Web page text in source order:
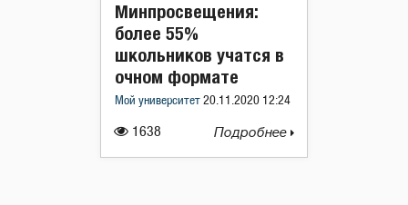
1638
Минпросвещения:
более 55%
школьников учатся в
очном формате
Мой университет 20.11.2020 12:24
Подробнее